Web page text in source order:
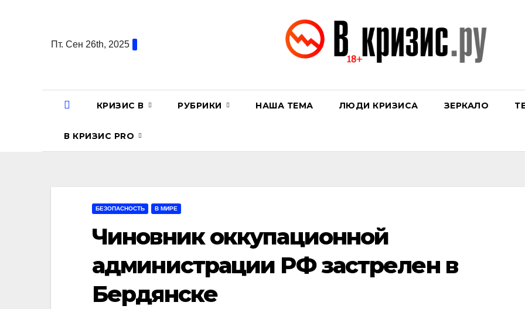
содержаниюПт. Сен 26th, 2025
КРИЗИС В РУБРИКИ НАША ТЕМА ЛЮДИ КРИЗИСА ЗЕРКАЛО
В КРИЗИС PRO
БЕЗОПАСНОСТЬ В МИРЕ
Чиновник оккупационной
администрации РФ застрелен в
Бердянске